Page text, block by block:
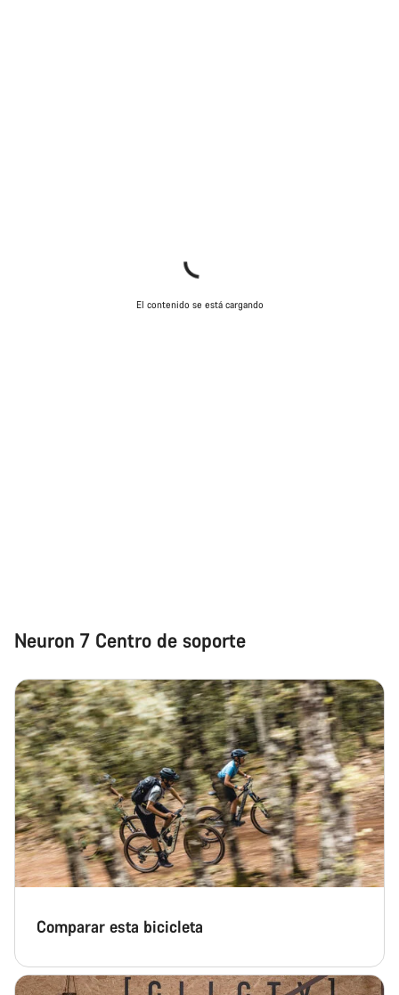
El contenido se está cargando
Neuron 7 Centro de soporte
Comparar esta bicicleta